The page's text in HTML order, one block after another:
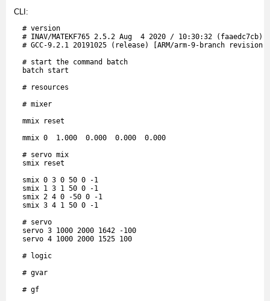
CLI:
  # version
  # INAV/MATEKF765 2.5.2 Aug  4 2020 / 10:30:32 (faaedc7cb)
# GCC-9.2.1 20191025 (release) [ARM/arm-9-branch revision
  # start the command batch
  batch start
  # resources
  # mixer
  mmix reset
  mmix 0  1.000  0.000  0.000  0.000
  # servo mix
  smix reset
  smix 0 3 0 50 0 -1
  smix 1 3 1 50 0 -1
  smix 2 4 0 -50 0 -1
  smix 3 4 1 50 0 -1
  # servo
  servo 3 1000 2000 1642 -100
  servo 4 1000 2000 1525 100
  # logic
  # gvar
  # gf